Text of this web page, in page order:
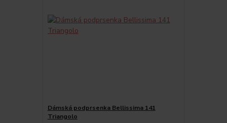
Dámská podprsenka Bellissima 141
Triangolo